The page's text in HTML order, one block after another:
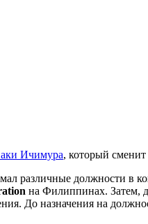
Ичимура, который
различные должности в
на Филиппинах. Затем,
До назначения на